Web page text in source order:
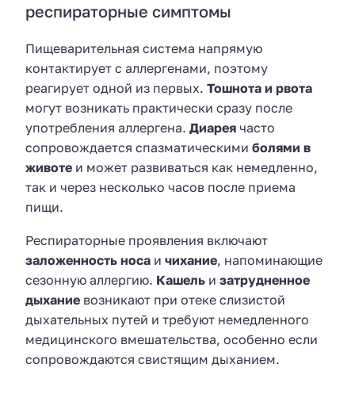
респираторные симптомы
Пищеварительная система напрямую
контактирует с аллергенами, поэтому
реагирует одной из первых. Тошнота и рвота
могут возникать практически сразу после
употребления аллергена. Диарея часто
сопровождается спазматическими болями в
животе и может развиваться как немедленно,
так и через несколько часов после приема
пищи.
Респираторные проявления включают
заложенность носа и чихание, напоминающие
сезонную аллергию. Кашель и затрудненное
дыхание возникают при отеке слизистой
дыхательных путей и требуют немедленного
медицинского вмешательства, особенно если
сопровождаются свистящим дыханием.